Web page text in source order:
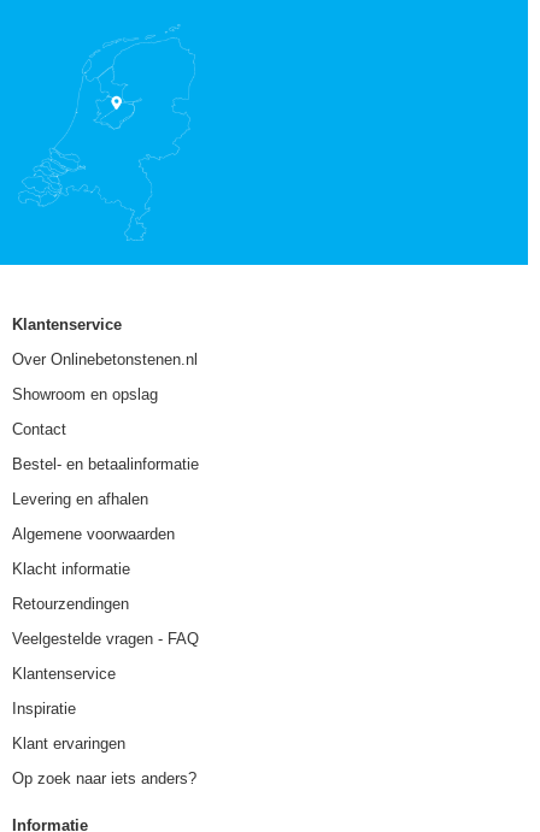
Klantenservice
Over Onlinebetonstenen.nl
Showroom en opslag
Contact
Bestel- en betaalinformatie
Levering en afhalen
Algemene voorwaarden
Klacht informatie
Retourzendingen
Veelgestelde vragen - FAQ
Klantenservice
Inspiratie
Klant ervaringen
Op zoek naar iets anders?
Informatie